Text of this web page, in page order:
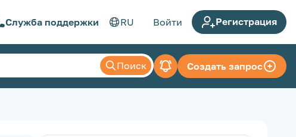
Служба поддержки RU Войти Регистрация
Поиск Создать запрос